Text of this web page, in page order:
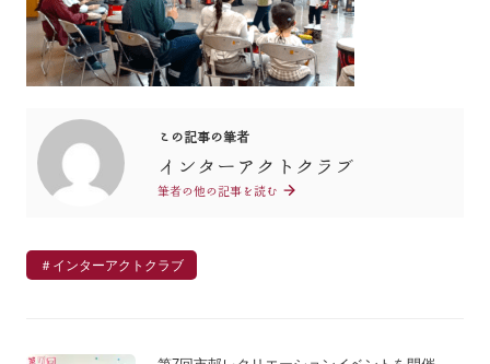
この記事の筆者
インターアクトクラブ
筆者の他の記事を読む
＃インターアクトクラブ